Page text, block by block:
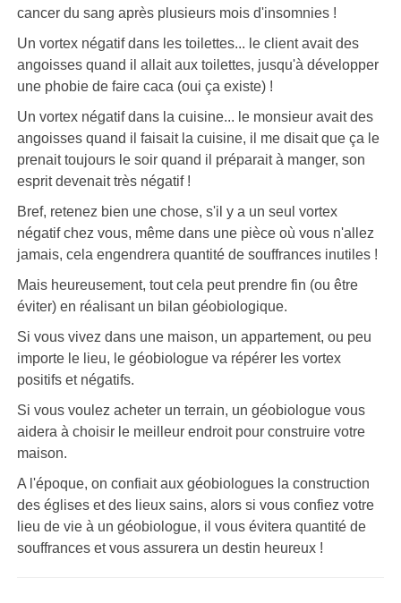
cancer du sang après plusieurs mois d'insomnies !
Un vortex négatif dans les toilettes... le client avait des
angoisses quand il allait aux toilettes, jusqu'à développer
une phobie de faire caca (oui ça existe) !
Un vortex négatif dans la cuisine... le monsieur avait des
angoisses quand il faisait la cuisine, il me disait que ça le
prenait toujours le soir quand il préparait à manger, son
esprit devenait très négatif !
Bref, retenez bien une chose, s'il y a un seul vortex
négatif chez vous, même dans une pièce où vous n'allez
jamais, cela engendrera quantité de souffrances inutiles !
Mais heureusement, tout cela peut prendre fin (ou être
éviter) en réalisant un bilan géobiologique.
Si vous vivez dans une maison, un appartement, ou peu
importe le lieu, le géobiologue va répérer les vortex
positifs et négatifs.
Si vous voulez acheter un terrain, un géobiologue vous
aidera à choisir le meilleur endroit pour construire votre
maison.
A l'époque, on confiait aux géobiologues la construction
des églises et des lieux sains, alors si vous confiez votre
lieu de vie à un géobiologue, il vous évitera quantité de
souffrances et vous assurera un destin heureux !